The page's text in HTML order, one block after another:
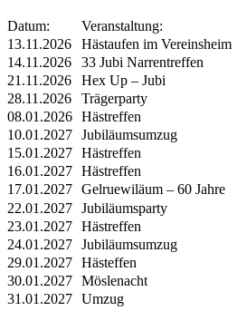
Datum: Veranstaltung:
13.11.2026
Hästaufen im Vereinsheim
14.11.2026
33 Jubi Narrentreffen
21.11.2026
Hex Up – Jubi
28.11.2026
Trägerparty
08.01.2026 Hästreffen
10.01.2027 Jubiläumsumzug
15.01.2027 Hästreffen
16.01.2027 Hästreffen
17.01.2027 Gelruewiläum – 60 Jahre
22.01.2027 Jubiläumsparty
23.01.2027 Hästreffen
24.01.2027 Jubiläumsumzug
29.01.2027 Hästeffen
30.01.2027 Möslenacht
31.01.2027 Umzug